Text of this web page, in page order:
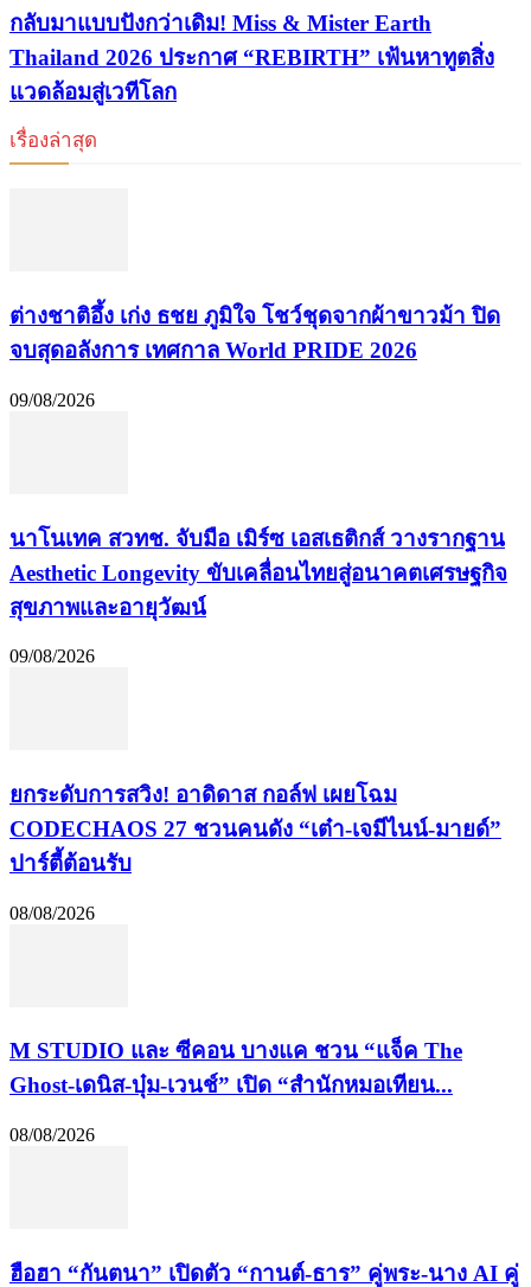
กลับมาแบบปังกว่าเดิม! Miss & Mister Earth
Thailand 2026 ประกาศ “REBIRTH” เฟ้นหาทูตสิ่ง
แวดล้อมสู่เวทีโลก
เรื่องล่าสุด
ต่างชาติอึ้ง เก่ง ธชย ภูมิใจ โชว์ชุดจากผ้าขาวม้า ปิด
จบสุดอลังการ เทศกาล World PRIDE 2026
09/08/2026
นาโนเทค สวทช. จับมือ เมิร์ซ เอสเธติกส์ วางรากฐาน
Aesthetic Longevity ขับเคลื่อนไทยสู่อนาคตเศรษฐกิจ
สุขภาพและอายุวัฒน์
09/08/2026
​ยกระดับการสวิง! อาดิดาส กอล์ฟ เผยโฉม
CODECHAOS 27 ชวนคนดัง “เต๋า-เจมีไนน์-มายด์”
ปาร์ตี้ต้อนรับ
08/08/2026
M STUDIO และ ซีคอน บางแค ชวน “แจ็ค The
Ghost-เดนิส-บุ๋ม-เวนช์” เปิด “สำนักหมอเทียน...
08/08/2026
ฮือฮา “กันตนา” เปิดตัว “กานต์-ธาร” คู่พระ-นาง AI คู่